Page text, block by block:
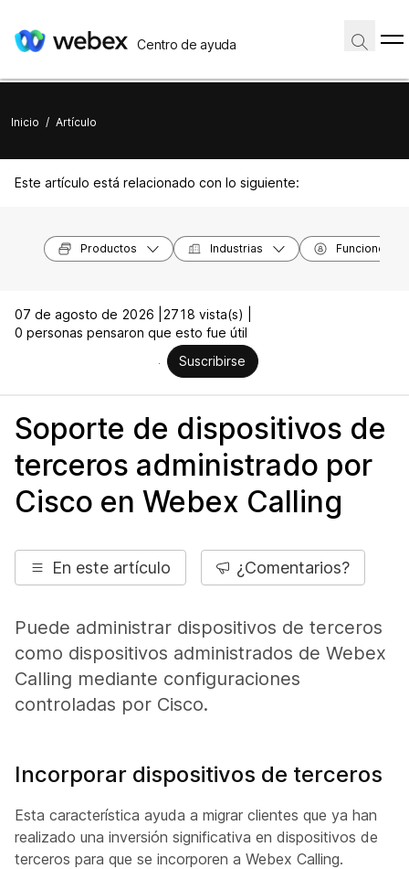
Centro de ayuda
Inicio / Artículo
Este artículo está relacionado con lo siguiente:
Productos Industrias Funciones
07 de agosto de 2026 |
2718 vista(s) |
0 personas pensaron que esto fue útil
Suscribirse
Soporte de dispositivos de
terceros administrado por
Cisco en Webex Calling
En este artículo ¿Comentarios?
Puede administrar dispositivos de terceros
como dispositivos administrados de Webex
Calling mediante configuraciones
controladas por Cisco.
Incorporar dispositivos de terceros
Esta característica ayuda a migrar clientes que ya han
realizado una inversión significativa en dispositivos de
terceros para que se incorporen a Webex Calling.